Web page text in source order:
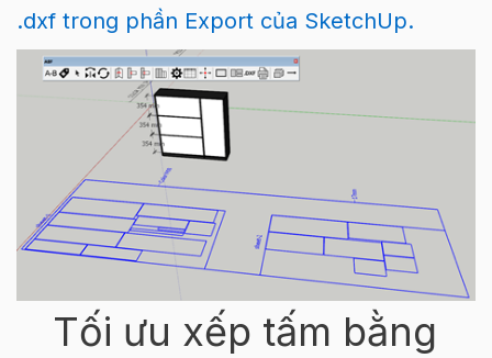
.dxf trong phần Export của SketchUp.
Tối ưu xếp tấm bằng